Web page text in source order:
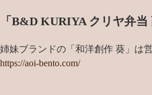
「B&D KURIYA クリヤ弁
姉妹ブランドの「和洋創作 葵」は
https://aoi-bento.com/